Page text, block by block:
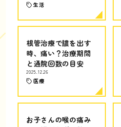
生活
根管治療で膿を出す
時、痛い？治療期間
と通院回数の目安
2025.12.26
医療
お子さんの喉の痛み